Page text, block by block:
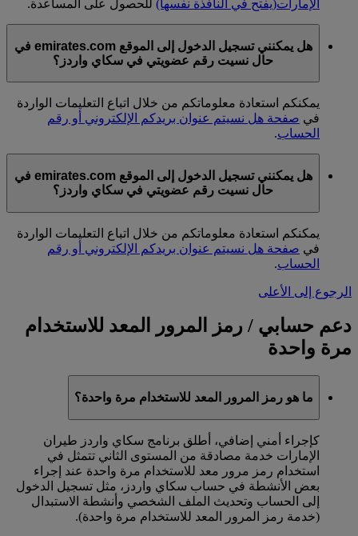
الإمارات(يفتح في النافذة نفسها) للحصول على المساعدة.
هل يمكنني تسجيل الدخول إلى الموقع emirates.com في
حال نسيت رقم عضويتي في سكاي واردز؟
يمكنكم استعادة معلوماتكم من خلال اتباع التعليمات الواردة
في صفحة هل نسيتم عنوان بريدكم الإلكتروني أو رقم
الحساب.
هل يمكنني تسجيل الدخول إلى الموقع emirates.com في
حال نسيت رقم عضويتي في سكاي واردز؟
يمكنكم استعادة معلوماتكم من خلال اتباع التعليمات الواردة
في صفحة هل نسيتم عنوان بريدكم الإلكتروني أو رقم
الحساب.
الرجوع إلى الأعلى
دعم حسابي / رمز المرور المعد للاستخدام
مرة واحدة
ما هو رمز المرور المعد للاستخدام مرة واحدة؟
كإجراء أمني إضافي، أطلق برنامج سكاي واردز طيران
الإمارات خدمة مصادقة من المستوى الثاني تتمثل في
استخدام رمز مرور معد للاستخدام مرة واحدة عند إجراء
بعض الأنشطة في حساب سكاي واردز، مثل تسجيل الدخول
إلى الحساب وتحديث الملف الشخصي وأنشطة الاستبدال
(خدمة رمز المرور المعد للاستخدام مرة واحدة).